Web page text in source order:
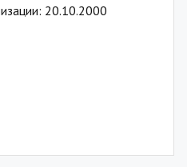
20.10.2000